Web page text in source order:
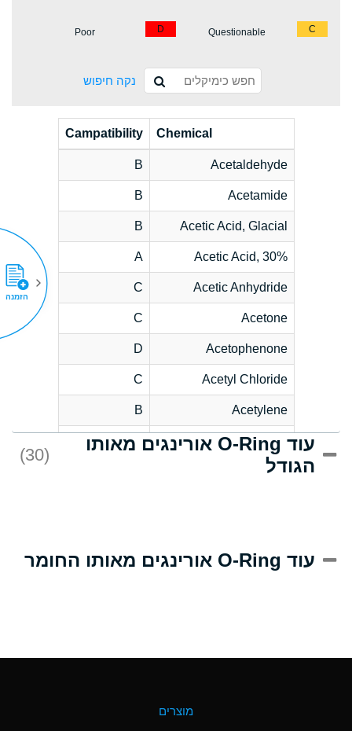
C
Questionable
D
Poor
נקה חיפוש
Chemical
Campatibility
Acetaldehyde
B
Acetamide
B
Acetic Acid, Glacial
B
Acetic Acid, 30%
A
Acetic Anhydride
C
Acetone
C
Acetophenone
D
Acetyl Chloride
C
Acetylene
B
Acrlylonitrile
D
Adipic Acid
(Aqueous)
עוד O-Ring אורינגים מאותו
הגודל
(30)
עוד O-Ring אורינגים מאותו החומר
מוצרים
הזמנה